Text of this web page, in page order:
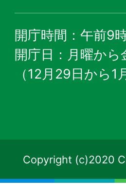
開庁時間：午前9
開庁日：月曜か
（12月29日から
Copyright (c)2020